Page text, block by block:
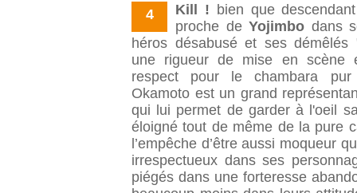
4 Kill ! bien que
proche de Yojimbo dans
héros désabusé et ses démêlés
une rigueur de mise en scène
respect pour le chambara
Okamoto est un grand
qui lui permet de garder à l'oeil
éloigné tout de même de la pure
l’empêche d’être aussi moqueur
irrespectueux dans ses
piégés dans une forteresse